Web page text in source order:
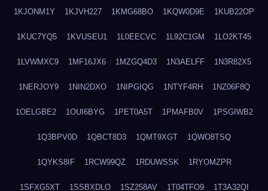
1KJONM1Y 1KJVH227 1KMG68BO 1KQW0D9E 1KUB22OP
1KUC7YQ5 1KVUSEU1 1L0EECVC 1L92C1GM 1LO2KT45
1LVWMXC9 1MF16JX6 1MZGQ4D3 1N3AELFF 1N3R82X5
1NERJOY9 1NIN2DXO 1NIPGIQG 1NTYF4RH 1NZ06F8Q
1OELGBE2 1OUI6BYG 1PET0A5T 1PMAFB0V 1PSGIWB2
1Q3BPV0D 1QBCT8D3 1QMT9XGT 1QWO8TSQ
1QYKS8IF 1RCW99QZ 1RDUWSSK 1RYOMZPR
1SFXG5XT 1SSBXDLO 1SZ258AV 1T04TFO9 1T3A32QI